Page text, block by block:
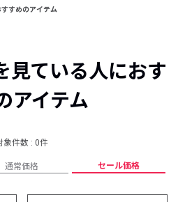
すめのアイテム
見ている人におす
アイテム
象件数 : 0件
通常価格 セール価格